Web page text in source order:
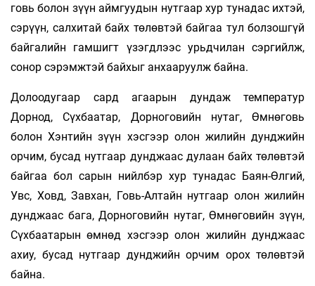
говь болон зүүн аймгуудын нутгаар хур тунадас ихтэй,
сэрүүн, салхитай байх төлөвтэй байгаа тул болзошгүй
байгалийн гамшигт үзэгдлээс урьдчилан сэргийлж,
сонор сэрэмжтэй байхыг анхааруулж байна.
Долоодугаар сард агаарын дундаж температур
Дорнод, Сүхбаатар, Дорноговийн нутаг, Өмнөговь
болон Хэнтийн зүүн хэсгээр олон жилийн дунджийн
орчим, бусад нутгаар дунджаас дулаан байх төлөвтэй
байгаа бол сарын нийлбэр хур тунадас Баян-Өлгий,
Увс, Ховд, Завхан, Говь-Алтайн нутгаар олон жилийн
дунджаас бага, Дорноговийн нутаг, Өмнөговийн зүүн,
Сүхбаатарын өмнөд хэсгээр олон жилийн дунджаас
ахиу, бусад нутгаар дунджийн орчим орох төлөвтэй
байна.